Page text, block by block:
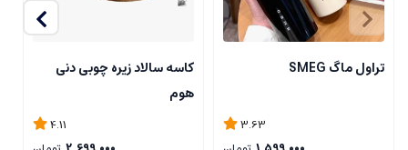
تراول ماگ SMEG
3.63
کاسه سالاد زیره چوبی دنی
هوم
4.11